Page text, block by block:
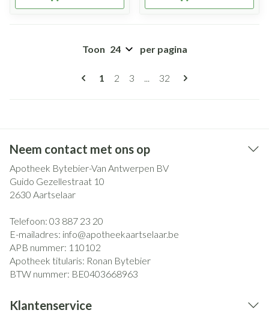
Pagina's
U lees momenteel pagina
1 Pagina
2 Pagina
3 ... Pagina
32
Toon per pagina
Neem contact met ons op
Apotheek Bytebier-Van Antwerpen BV
Guido Gezellestraat 10
2630 Aartselaar
Telefoon: 03 887 23 20
E-mailadres: info@apotheekaartselaar.be
APB nummer: 110102
Apotheek titularis: Ronan Bytebier
BTW nummer: BE0403668963
Klantenservice